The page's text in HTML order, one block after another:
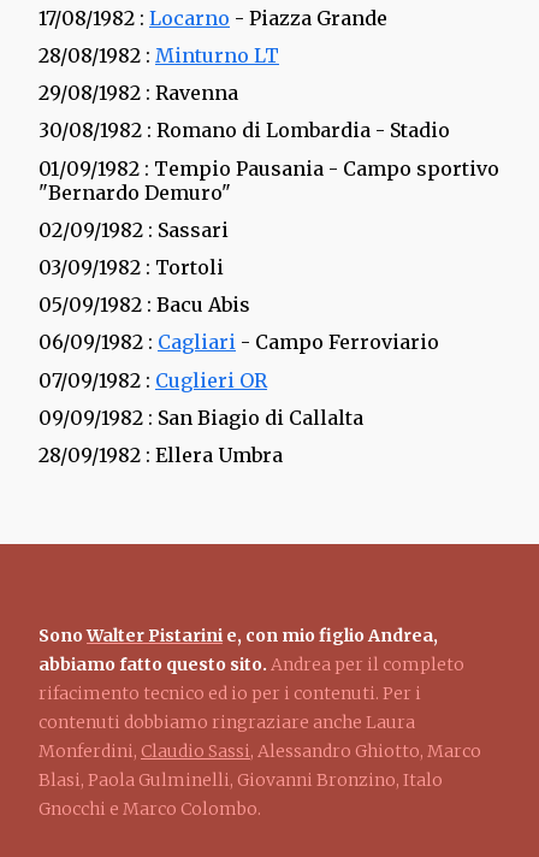
17/08/1982 : Locarno - Piazza Grande
28/08/1982 : Minturno LT
29/08/1982 : Ravenna
30/08/1982 : Romano di Lombardia - Stadio
01/09/1982 : Tempio Pausania - Campo sportivo
"Bernardo Demuro"
02/09/1982 : Sassari
03/09/1982 : Tortoli
05/09/1982 : Bacu Abis
06/09/1982 : Cagliari - Campo Ferroviario
07/09/1982 : Cuglieri OR
09/09/1982 : San Biagio di Callalta
28/09/1982 : Ellera Umbra
SonoWalter Pistarini e, con mio figlio Andrea,
abbiamo fatto questo sito. Andrea per il completo
rifacimento tecnico ed io per i contenuti. Per i
contenuti dobbiamo ringraziare anche Laura
Monferdini, Claudio Sassi, Alessandro Ghiotto, Marco
Blasi, Paola Gulminelli, Giovanni Bronzino, Italo
Gnocchi e Marco Colombo.